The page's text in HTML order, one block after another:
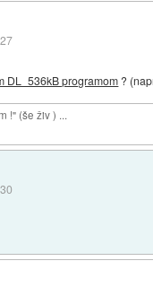
DL_536kB programom ?
!" (še živ ) ...